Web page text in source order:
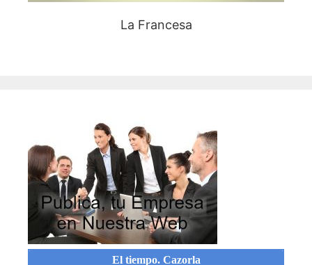
La Francesa